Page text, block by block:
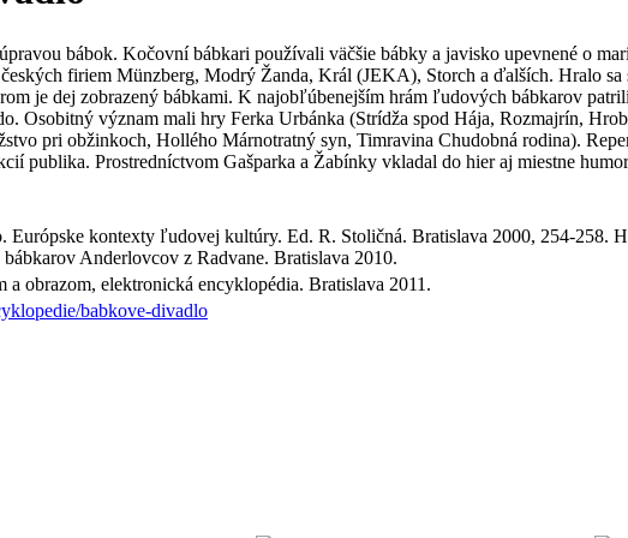
bábok. Kočovní bábkari používali väčšie bábky a javisko upevnené o
firiem Münzberg, Modrý Žanda, Král (JEKA), Storch a ďalších. Hralo
je dej zobrazený bábkami. K najobľúbenejším hrám ľudových bábkarov
Osobitný význam mali hry Ferka Urbánka (Strídža spod Hája, Rozmajrín,
pri obžinkoch, Hollého Márnotratný syn, Timravina Chudobná rodina).
publika. Prostredníctvom Gašparka a Žabínky vkladal do hier aj miestne
kontexty ľudovej kultúry. Ed. R. Stoličná. Bratislava 2000, 254-258.
Anderlovcov z Radvane. Bratislava 2010.
obrazom, elektronická encyklopédia. Bratislava 2011.
babkove-divadlo